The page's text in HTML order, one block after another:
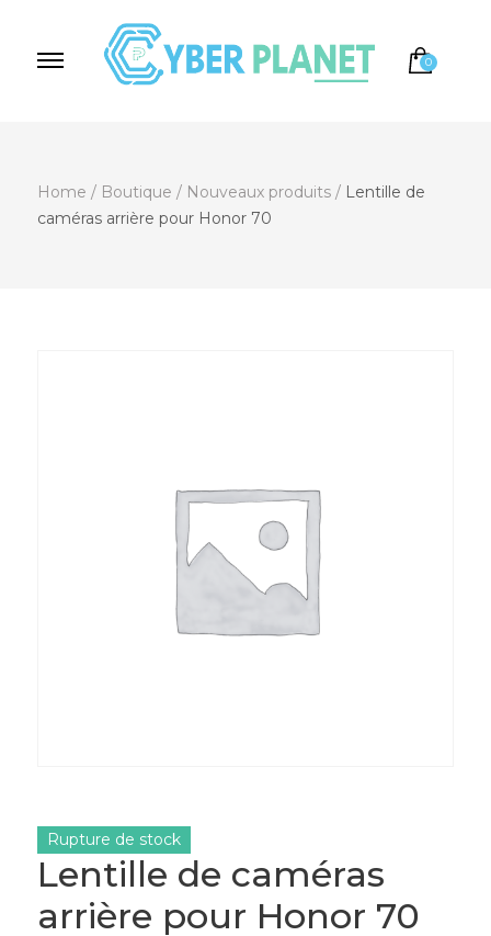
0
Home / Boutique / Nouveaux produits / Lentille de
caméras arrière pour Honor 70
Lentille de caméras
arrière pour Honor 70
Rupture de stock